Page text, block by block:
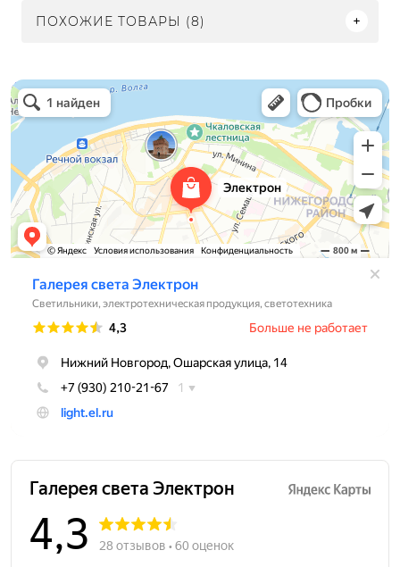
ПОХОЖИЕ ТОВАРЫ (8)
Электрон
Светильники в Нижнем Новгороде
Электротехническая продукция в Нижнем Новгороде